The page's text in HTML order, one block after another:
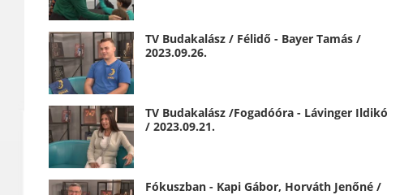
TV Budakalász / Félidő - Bayer Tamás /
2023.09.26.
TV Budakalász /Fogadóóra - Lávinger Ildikó
/ 2023.09.21.
Fókuszban - Kapi Gábor, Horváth Jenőné /